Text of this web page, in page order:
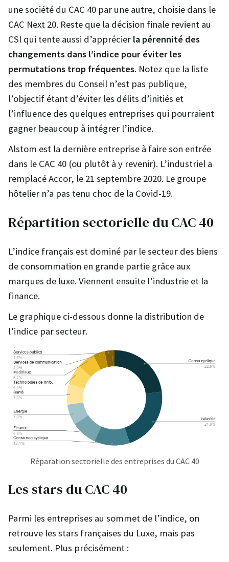
une société du CAC 40 par une autre, choisie dans le
CAC Next 20. Reste que la décision finale revient au
CSI qui tente aussi d’apprécier la pérennité des
changements dans l’indice pour éviter les
permutations trop fréquentes. Notez que la liste
des membres du Conseil n’est pas publique,
l’objectif étant d’éviter les délits d’initiés et
l’influence des quelques entreprises qui pourraient
gagner beaucoup à intégrer l’indice.
Alstom est la dernière entreprise à faire son entrée
dans le CAC 40 (ou plutôt à y revenir). L’industriel a
remplacé Accor, le 21 septembre 2020. Le groupe
hôtelier n’a pas tenu choc de la Covid-19.
Répartition sectorielle du CAC 40
L’indice français est dominé par le secteur des biens
de consommation en grande partie grâce aux
marques de luxe. Viennent ensuite l’industrie et la
finance.
Le graphique ci-dessous donne la distribution de
l’indice par secteur.
Réparation sectorielle des entreprises du CAC 40
Les stars du CAC 40
Parmi les entreprises au sommet de l’indice, on
retrouve les stars françaises du Luxe, mais pas
seulement. Plus précisément :